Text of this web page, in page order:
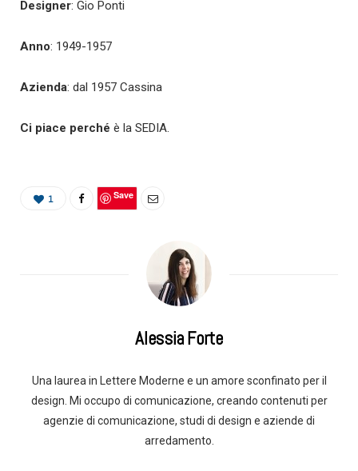
Designer: Gio Ponti
Anno: 1949-1957
Azienda: dal 1957 Cassina
Ci piace perché è la SEDIA.
1 Save
Alessia Forte
Una laurea in Lettere Moderne e un amore sconfinato per il
design. Mi occupo di comunicazione, creando contenuti per
agenzie di comunicazione, studi di design e aziende di
arredamento.